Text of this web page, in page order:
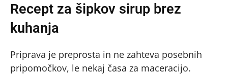
Recept za šipkov sirup brez
kuhanja
Priprava je preprosta in ne zahteva posebnih
pripomočkov, le nekaj časa za maceracijo.